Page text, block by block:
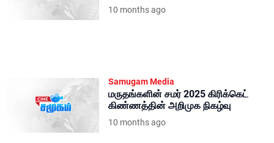
10 months ago
Samugam Media
மருதங்களின் சமர் 2025 கிரிக்கெட்
கிண்ணத்தின் அறிமுக நிகழ்வு
10 months ago